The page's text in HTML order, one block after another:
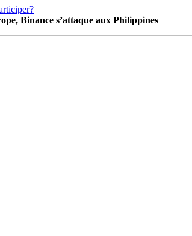
Binance s’attaque aux Philippines